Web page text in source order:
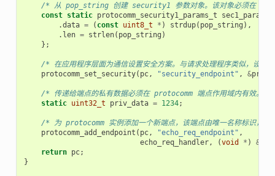
/* 从 pop_string 创建 security1 参数对象。该对象必须在
const static protocomm_security1_params_t sec1_params
.data = ( const uint8_t * ) strdup( pop_string ),
. len = strlen( pop_string )
};
/* 在应用程序层面为通信设置安全方案。与请求处理程序类似，设
protocomm_set_security( pc, "security_endpoint" , &
/* 传递给端点的私有数据必须在 protocomm 端点作用域内有效。该
static uint32_t priv_data = 1234;
/* 为 protocomm 实例添加一个新端点，该端点由唯一名称标识，再
protocomm_add_endpoint ( pc, "echo_req_endpoint" ,
echo_req_handler, (void * ) &
return pc;
}